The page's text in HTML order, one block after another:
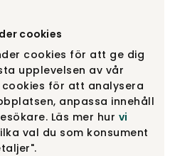
cookies
cookies för att ge dig
upplevelsen av vår
för att analysera
anpassa innehåll
Läs mer hur vi
val du som konsument
fr.23 175 kr
fr.21 050 kr